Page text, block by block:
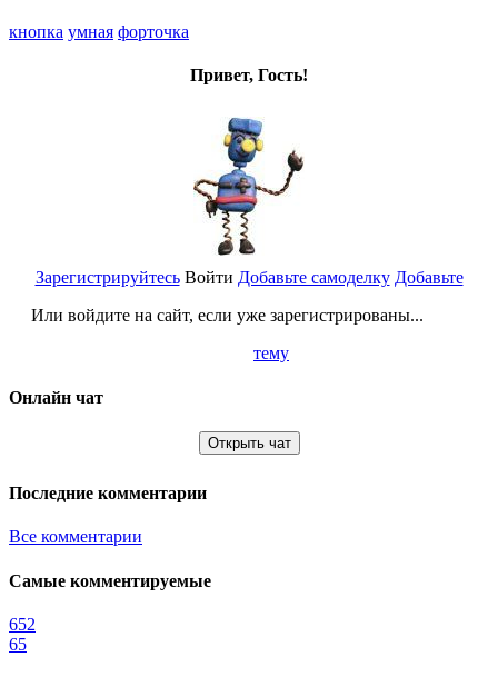
кнопка умная форточка
Привет, Гость!
Зарегистрируйтесь
Или войдите на сайт, если уже зарегистрированы...
Войти Добавьте самоделку Добавьте
тему
Онлайн чат
Открыть чат
Последние комментарии
Все комментарии
Самые комментируемые
652
65